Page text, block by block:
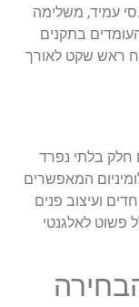
עמיד, משלימה
בתקנים
ראש שקט לאורך
חלק בלתי נפרד
המאפשרים
ועיצוב פנים
פשוט לאלגנטי